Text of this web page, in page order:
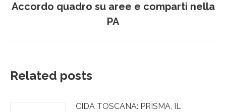
Prossimo
post:
Accordo quadro su aree e comparti nella
PA
Related posts
CIDA TOSCANA: PRISMA, IL